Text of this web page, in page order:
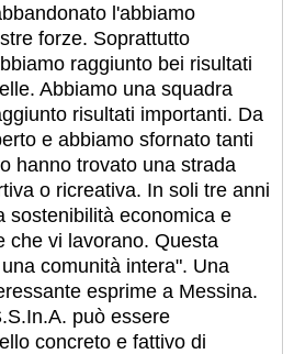
l'abbiamo
forze. Soprattutto
raggiunto bei risultati
Abbiamo una squadra
risultati importanti. Da
e abbiamo sfornato tanti
hanno trovato una strada
o ricreativa. In soli tre anni
sostenibilità economica e
che vi lavorano. Questa
comunità intera". Una
esprime a Messina.
può essere
concreto e fattivo di